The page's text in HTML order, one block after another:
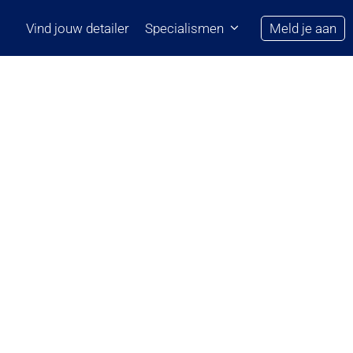
Vind jouw detailer Specialismen Meld je aan